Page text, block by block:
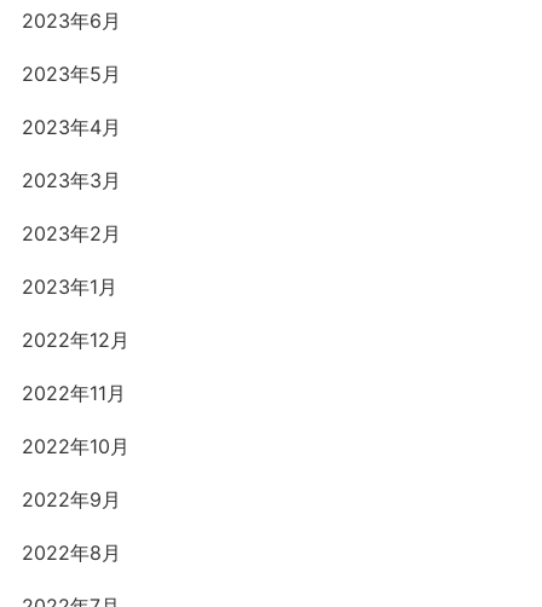
2023年6月
2023年5月
2023年4月
2023年3月
2023年2月
2023年1月
2022年12月
2022年11月
2022年10月
2022年9月
2022年8月